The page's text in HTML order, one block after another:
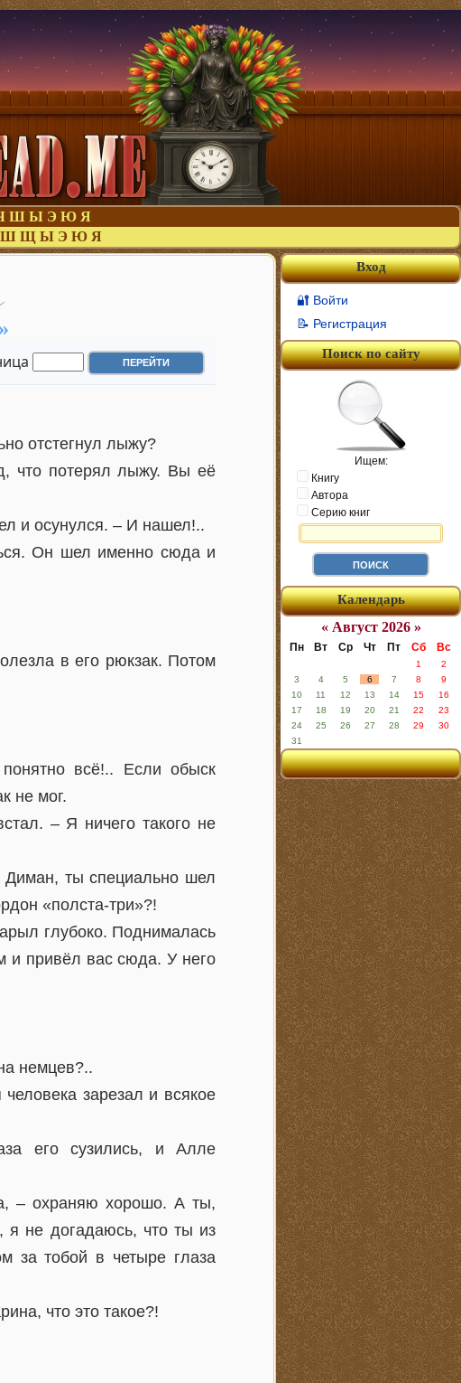
Ш Ы Э Ю Я
Ш Щ Ы Э Ю Я
отстегнул лыжу?
что потерял лыжу. Вы её
и осунулся. – И нашел!..
Он шел именно сюда и
в его рюкзак. Потом
всё!.. Если обыск
не мог.
– Я ничего такого не
ты специально шел
«полста-три»?!
глубоко. Поднималась
и привёл вас сюда. У него
немцев?..
зарезал и всякое
его сузились, и Алле
– охраняю хорошо. А ты,
не догадаюсь, что ты из
за тобой в четыре глаза
что это такое?!
Вход
🔐 Войти
📝 Регистрация
Поиск по сайту
Ищем:
Книгу
Автора
Серию книг
Календарь
« Август 2026 »
Пн Вт Ср Чт Пт Сб Вс
1
2
3
4 5 6 7 8
9
10
11 12 13 14 15
16
17
18 19 20 21 22
23
24
25 26 27 28 29
30
31